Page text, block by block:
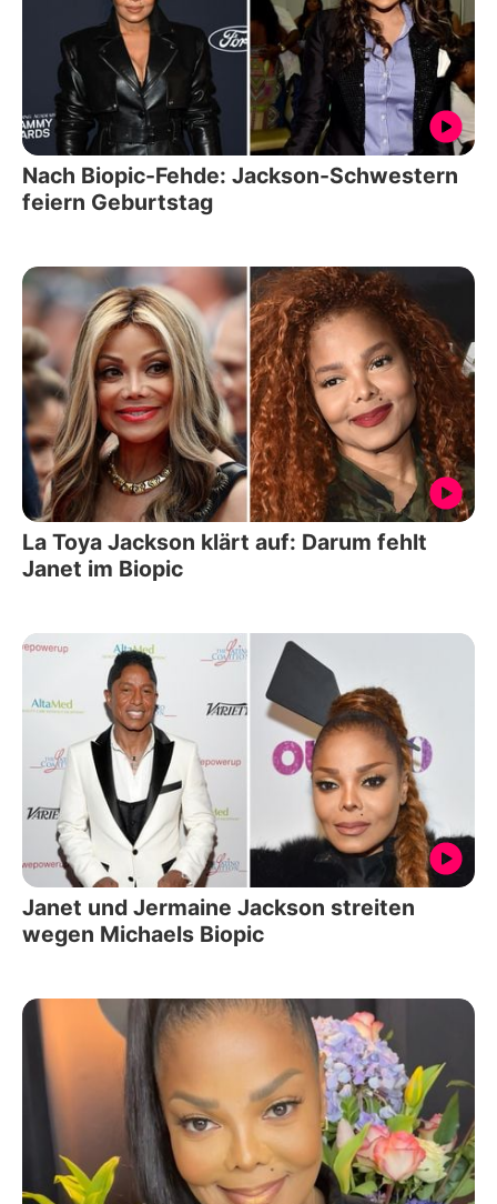
Nach Biopic-Fehde: Jackson-Schwestern
feiern Geburtstag
La Toya Jackson klärt auf: Darum fehlt
Janet im Biopic
Janet und Jermaine Jackson streiten
wegen Michaels Biopic